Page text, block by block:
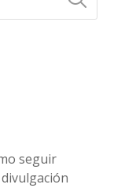
seguir